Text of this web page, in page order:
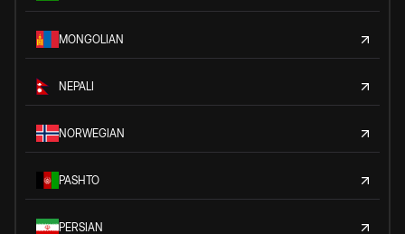
MONGOLIAN
NEPALI
NORWEGIAN
PASHTO
PERSIAN